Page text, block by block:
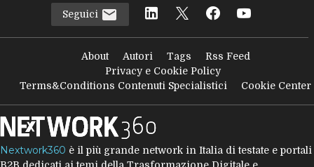
Seguici
About Autori Tags
Rss Feed
Privacy e Cookie Policy
Terms&Conditions Contenuti Specialistici
Cookie Center
Nextwork360 è il più grande network in Italia di testate e portali